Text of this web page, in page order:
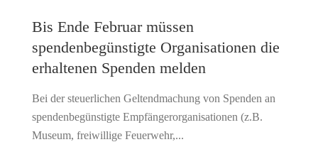
Bis Ende Februar müssen
spendenbegünstigte Organisationen die
erhaltenen Spenden melden
Bei der steuerlichen Geltendmachung von Spenden an
spendenbegünstigte Empfängerorganisationen (z.B.
Museum, freiwillige Feuerwehr,...